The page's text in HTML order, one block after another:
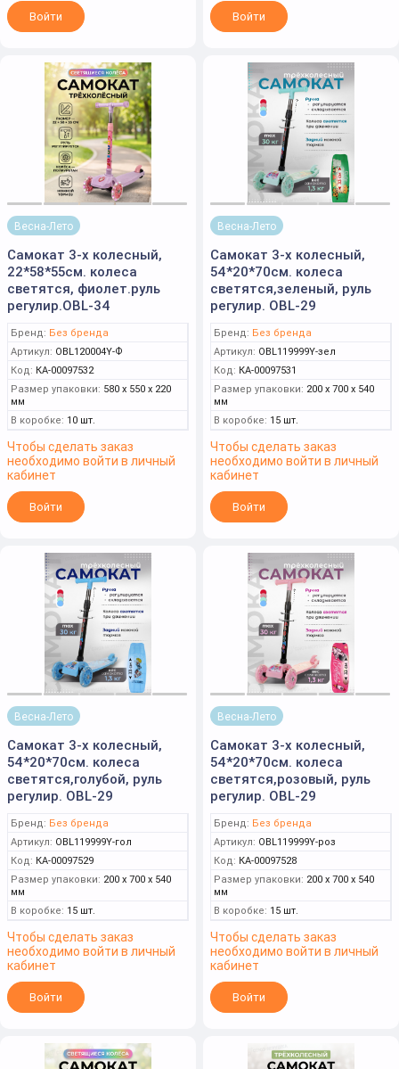
Войти Войти
Весна-Лето
Самокат 3-х колесный,
22*58*55см. колеса
светятся, фиолет.руль
регулир.OBL-34
Бренд: Без бренда
Артикул: OBL120004Y-Ф
Код: КА-00097532
Размер упаковки: 580 x 550 x 220
мм
В коробке: 10 шт.
Чтобы сделать заказ
необходимо войти в личный
кабинет
Войти
Весна-Лето
Самокат 3-х колесный,
54*20*70см. колеса
светятся,зеленый, руль
регулир. OBL-29
Бренд: Без бренда
Артикул: OBL119999Y-зел
Код: КА-00097531
Размер упаковки: 200 x 700 x 540
мм
В коробке: 15 шт.
Чтобы сделать заказ
необходимо войти в личный
кабинет
Войти
Весна-Лето
Самокат 3-х колесный,
54*20*70см. колеса
светятся,голубой, руль
регулир. OBL-29
Бренд: Без бренда
Артикул: OBL119999Y-гол
Код: КА-00097529
Размер упаковки: 200 x 700 x 540
мм
В коробке: 15 шт.
Чтобы сделать заказ
необходимо войти в личный
кабинет
Войти
Весна-Лето
Самокат 3-х колесный,
54*20*70см. колеса
светятся,розовый, руль
регулир. OBL-29
Бренд: Без бренда
Артикул: OBL119999Y-роз
Код: КА-00097528
Размер упаковки: 200 x 700 x 540
мм
В коробке: 15 шт.
Чтобы сделать заказ
необходимо войти в личный
кабинет
Войти